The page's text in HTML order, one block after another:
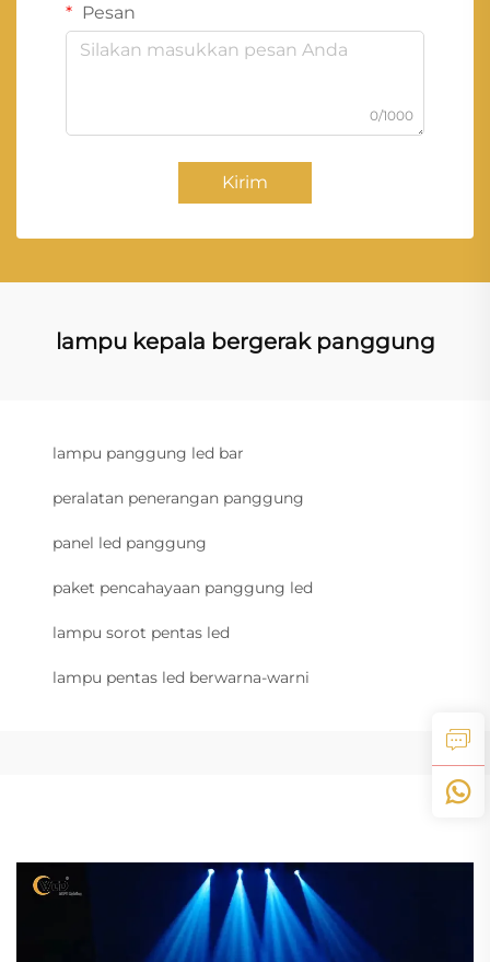
Pesan
0/1000
Kirim
lampu kepala bergerak panggung
lampu panggung led bar
peralatan penerangan panggung
panel led panggung
paket pencahayaan panggung led
lampu sorot pentas led
lampu pentas led berwarna-warni